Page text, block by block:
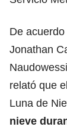
De
Jonathan
relató que
Luna de
nieve